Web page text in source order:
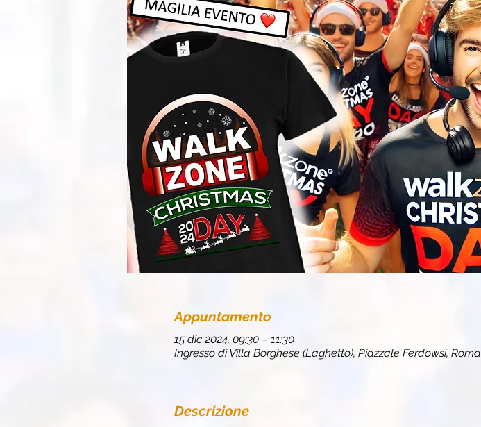
Appuntamento
15 dic 2024, 09:30 – 11:30
Ingresso di Villa Borghese (Laghetto), Piazzale Ferdowsi,
Descrizione